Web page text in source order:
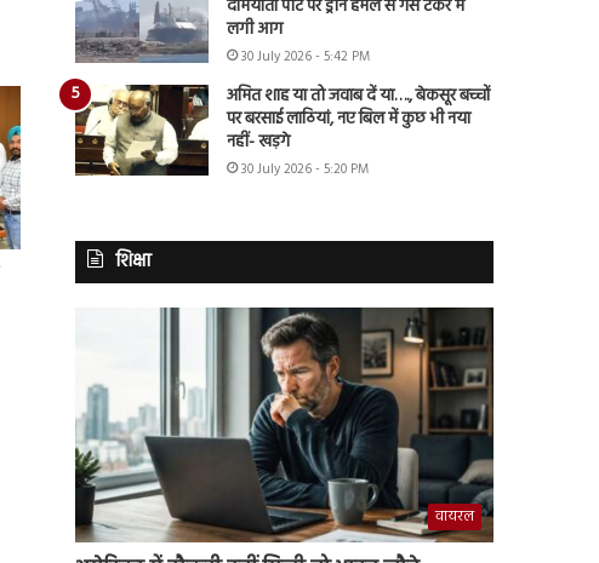
दमियाता पोर्ट पर ड्रोन हमले से गैस टैंकर में
लगी आग
30 July 2026 - 5:42 PM
अमित शाह या तो जवाब दें या…., बेकसूर बच्चों
पर बरसाई लाठियां, नए बिल में कुछ भी नया
नहीं- खड़गे
30 July 2026 - 5:20 PM
शिक्षा
वायरल